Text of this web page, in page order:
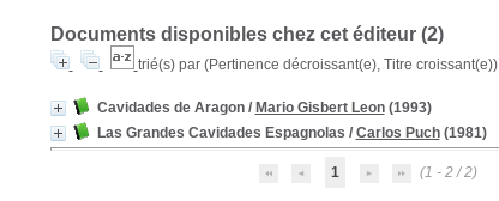
Documents disponibles chez cet éditeur (2)
trié(s) par (Pertinence décroissant(e), Titre croissant(e))
Cavidades de Aragon/ Mario Gisbert Leon(1993)
Las Grandes Cavidades Espagnolas / Carlos Puch(1981)
1 (1 - 2 / 2)